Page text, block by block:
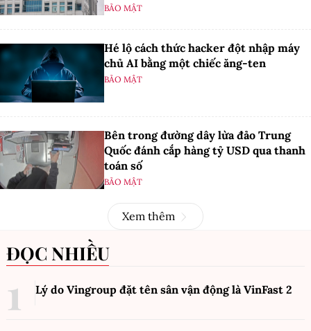
BẢO MẬT
Hé lộ cách thức hacker đột nhập máy
chủ AI bằng một chiếc ăng-ten
BẢO MẬT
Bên trong đường dây lừa đảo Trung
Quốc đánh cắp hàng tỷ USD qua thanh
toán số
BẢO MẬT
Xem thêm
ĐỌC NHIỀU
Lý do Vingroup đặt tên sân vận động là VinFast 2